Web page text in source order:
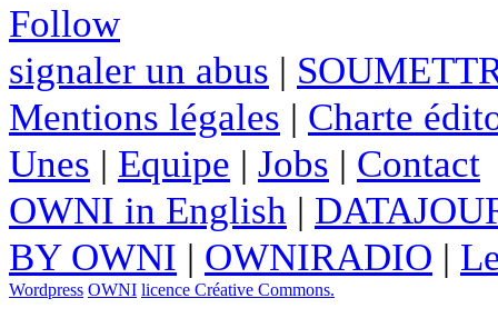
Follow
signaler un abus |
Mentions légales | Charte
Unes | Equipe | Jobs | Contact
OWNI in English |
BY OWNI | OWNIRADIO |
Wordpress OWNI licence Créative Commons.